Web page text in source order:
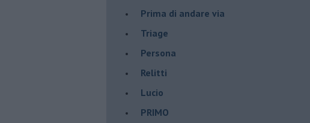
Prima di andare via
Triage
Persona
Relitti
Lucio
PRIMO